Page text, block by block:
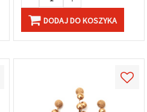
DODAJ DO KOSZYKA